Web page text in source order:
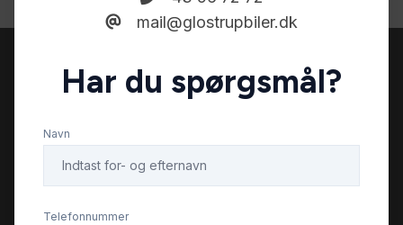
mail@glostrupbiler.dk
Har du spørgsmål?
Navn
Telefonnummer